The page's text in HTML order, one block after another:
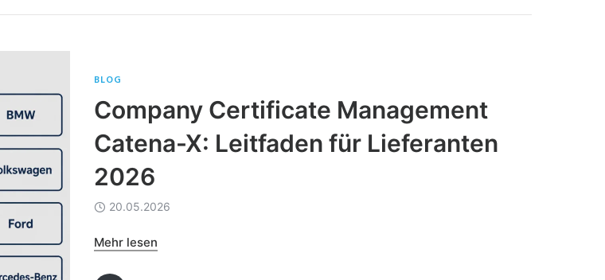
BLOG
Company Certificate Management
Catena-X: Leitfaden für Lieferanten
2026
20.05.2026
Mehr lesen